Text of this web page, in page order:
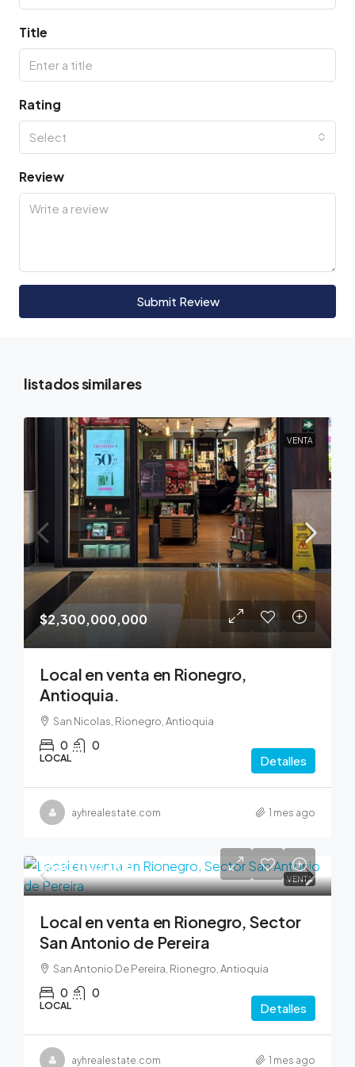
Title
Rating
Select
Review
Submit Review
listados similares
VENTA
$2,300,000,000
Local en venta en Rionegro,
Antioquia.
San Nicolas, Rionegro, Antioquia
0 0
LOCAL Detalles
ayhrealestate.com 1 mes ago
VENTA
$530,000,000
Local en venta en Rionegro, Sector
San Antonio de Pereira
San Antonio De Pereira, Rionegro, Antioquia
0 0
LOCAL Detalles
ayhrealestate.com 1 mes ago